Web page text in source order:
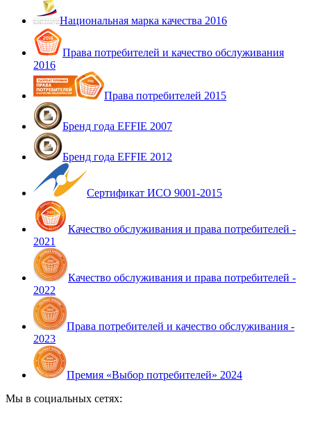
Национальная марка качества 2016
Права потребителей и качество обслуживания
2016
Права потребителей 2015
Бренд года EFFIE 2007
Бренд года EFFIE 2012
Сертификат ИСО 9001-2015
Качество обслуживания и права потребителей -
2021
Качество обслуживания и права потребителей -
2022
Права потребителей и качество обслуживания -
2023
Премия «Выбор потребителей» 2024
Мы в социальных сетях: